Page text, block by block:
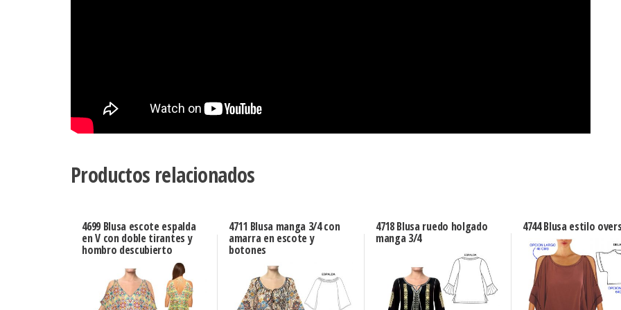
Productos relacionados
4699 Blusa escote espalda
en V con doble tirantes y
hombro descubierto
4711 Blusa manga 3/4 con
amarra en escote y
botones
4718 Blusa ruedo holgado
manga 3/4
4744 Blusa estilo